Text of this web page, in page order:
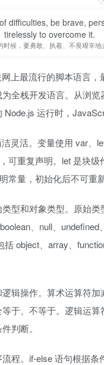
difficulties, be brave,
tirelessly to overcome it.
时候，要勇敢、执着、不畏艰辛地
上最流行的脚本语言，
全栈开发语言。从浏览
运行时，
灵活。变量使用 var、
可重复声明。let 是块级
常量，初始化后不可重新
型和对象类型。原始类
、null、undefined
括 object、array、
辑操作。算术运算符加
于、不等于。逻辑运算
判断。
程。if-else 语句根据条